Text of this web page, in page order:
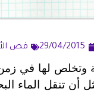
29/04/2015 قص
وتخلص لها في
أن تنقل الماء